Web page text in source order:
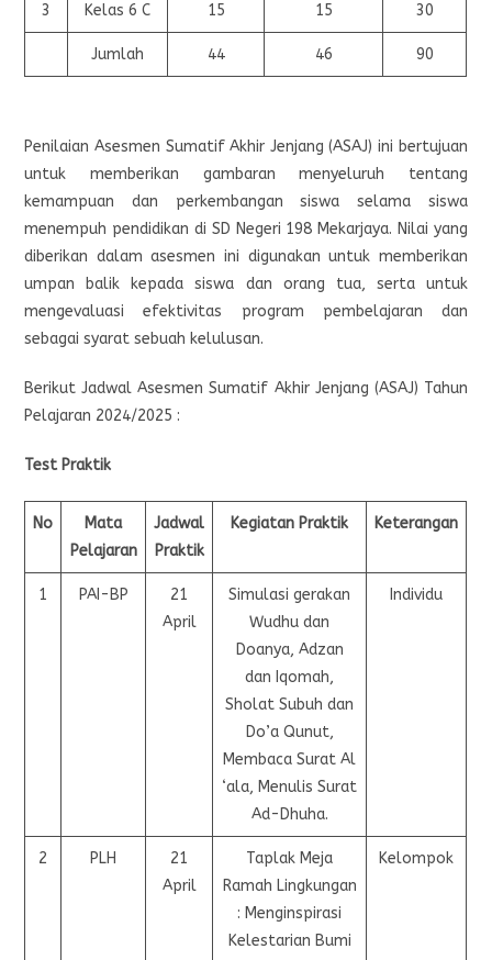
3 Kelas 6 C 15 15 30
Jumlah 44 46 90
Penilaian Asesmen Sumatif Akhir Jenjang (ASAJ) ini bertujuan
untuk memberikan gambaran menyeluruh tentang
kemampuan dan perkembangan siswa selama siswa
menempuh pendidikan di SD Negeri 198 Mekarjaya. Nilai yang
diberikan dalam asesmen ini digunakan untuk memberikan
umpan balik kepada siswa dan orang tua, serta untuk
mengevaluasi efektivitas program pembelajaran dan
sebagai syarat sebuah kelulusan.
Berikut Jadwal Asesmen Sumatif Akhir Jenjang (ASAJ) Tahun
Pelajaran 2024/2025 :
Test Praktik
No
Mata
Pelajaran
Jadwal
Praktik
Kegiatan Praktik Keterangan
1 PAI-BP
21
April
Simulasi gerakan
Wudhu dan
Doanya, Adzan
dan Iqomah,
Sholat Subuh dan
Do’a Qunut,
Membaca Surat Al
‘ala, Menulis Surat
Ad-Dhuha.
Individu
2 PLH
21
April
Taplak Meja
Ramah Lingkungan
: Menginspirasi
Kelestarian Bumi
Kelompok